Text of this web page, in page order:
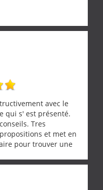
avec le
qui s' est présenté.
Tres
et met en
pour trouver une
ce qui
de leur métier.